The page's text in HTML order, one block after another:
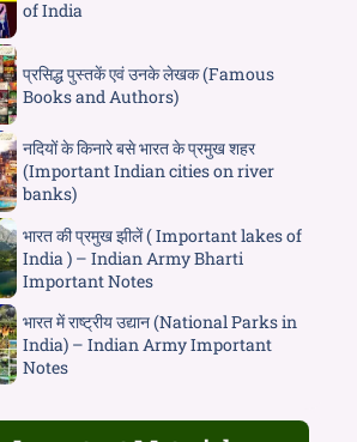
of India
प्रसिद्ध पुस्तकें एवं उनके लेखक (Famous
Books and Authors)
नदियों के किनारे बसे भारत के प्रमुख शहर
(Important Indian cities on river
banks)
भारत की प्रमुख झीलें ( Important lakes of
India ) – Indian Army Bharti
Important Notes
भारत में राष्ट्रीय उद्यान (National Parks in
India) – Indian Army Important
Notes